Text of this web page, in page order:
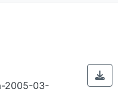
2005-03-